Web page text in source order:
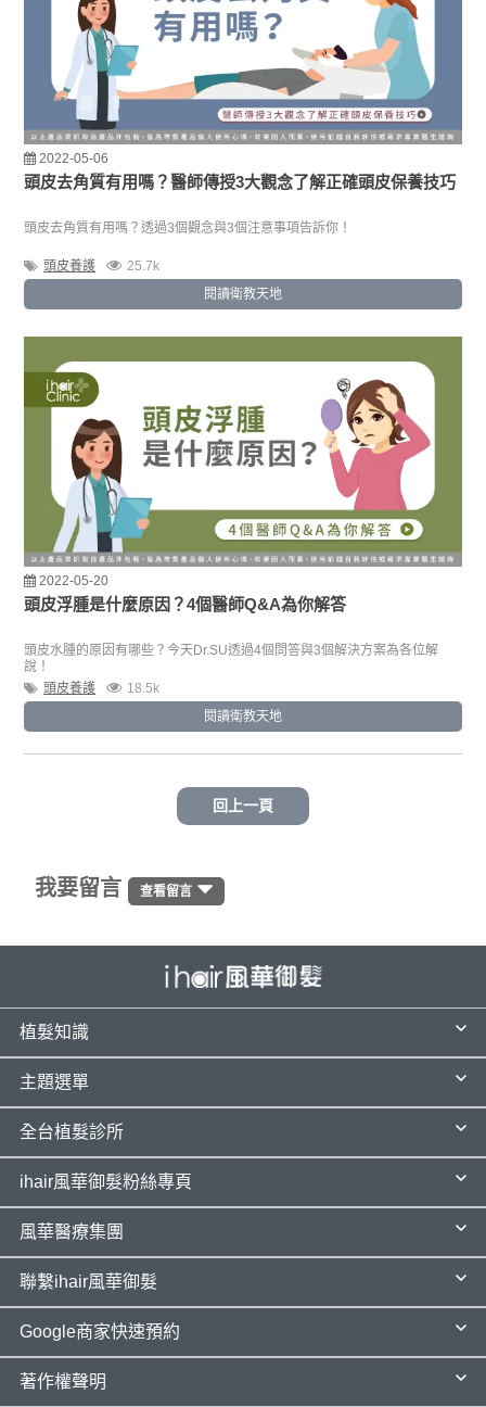
2022-05-06
頭皮去角質有用嗎？醫師傳授3大觀念了解正確頭皮保養技巧
頭皮去角質有用嗎？透過3個觀念與3個注意事項告訴你！
頭皮養護
25.7k
閱讀衛教天地
2022-05-20
頭皮浮腫是什麼原因？4個醫師Q&A為你解答
頭皮水腫的原因有哪些？今天Dr.SU透過4個問答與3個解決方案為各位解
說！
頭皮養護
18.5k
閱讀衛教天地
回上一頁
我要留言 查看留言
植髮知識
主題選單
全台植髮診所
ihair風華御髮粉絲專頁
風華醫療集團
聯繫ihair風華御髮
Google商家快速預約
著作權聲明